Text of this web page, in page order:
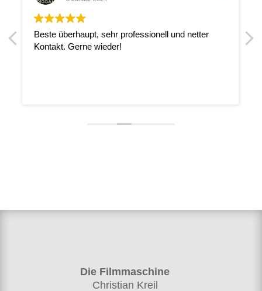
Beste überhaupt, sehr professionell und netter
Kontakt. Gerne wieder!
Die Filmmaschine
Christian Kreil